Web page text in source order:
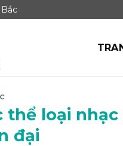
thể loại
đại